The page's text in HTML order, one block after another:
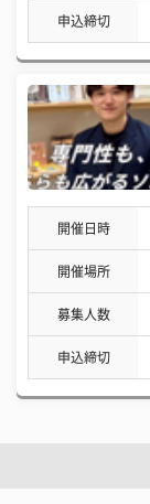
申込締切
開催日時
開催場所
募集人数
申込締切